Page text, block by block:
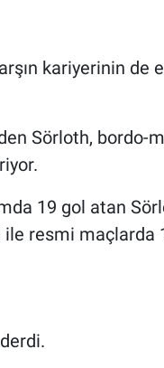
kariyerinin de
Sörloth, bordo-
19 gol atan
ile resmi maçlarda